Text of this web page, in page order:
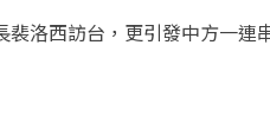
洛西訪台，更引發中方一連